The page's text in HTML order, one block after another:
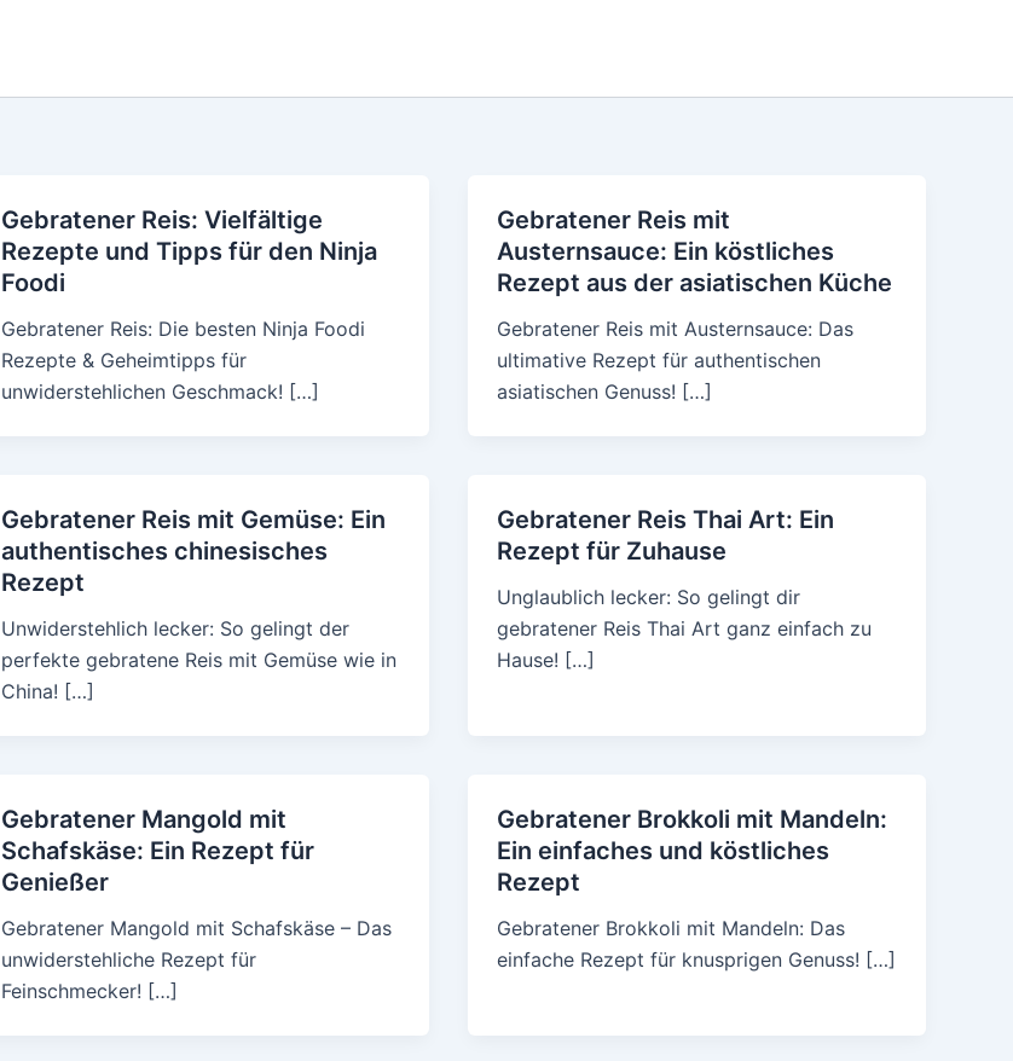
Gebratener Reis: Vielfältige
Rezepte und Tipps für den Ninja
Foodi
Gebratener Reis: Die besten Ninja Foodi
Rezepte & Geheimtipps für
unwiderstehlichen Geschmack! […]
Gebratener Reis mit
Austernsauce: Ein köstliches
Rezept aus der asiatischen Küche
Gebratener Reis mit Austernsauce: Das
ultimative Rezept für authentischen
asiatischen Genuss! […]
Gebratener Reis mit Gemüse: Ein
authentisches chinesisches
Rezept
Unwiderstehlich lecker: So gelingt der
perfekte gebratene Reis mit Gemüse wie in
China! […]
Gebratener Reis Thai Art: Ein
Rezept für Zuhause
Unglaublich lecker: So gelingt dir
gebratener Reis Thai Art ganz einfach zu
Hause! […]
Gebratener Mangold mit
Schafskäse: Ein Rezept für
Genießer
Gebratener Mangold mit Schafskäse – Das
unwiderstehliche Rezept für
Feinschmecker! […]
Gebratener Brokkoli mit Mandeln:
Ein einfaches und köstliches
Rezept
Gebratener Brokkoli mit Mandeln: Das
einfache Rezept für knusprigen Genuss! […]